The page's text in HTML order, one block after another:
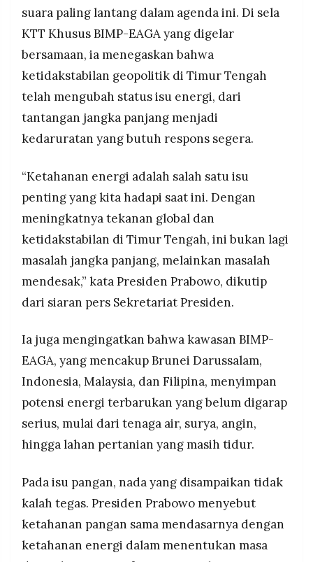
suara paling lantang dalam agenda ini. Di sela
KTT Khusus BIMP-EAGA yang digelar
bersamaan, ia menegaskan bahwa
ketidakstabilan geopolitik di Timur Tengah
telah mengubah status isu energi, dari
tantangan jangka panjang menjadi
kedaruratan yang butuh respons segera.
“Ketahanan energi adalah salah satu isu
penting yang kita hadapi saat ini. Dengan
meningkatnya tekanan global dan
ketidakstabilan di Timur Tengah, ini bukan lagi
masalah jangka panjang, melainkan masalah
mendesak,” kata Presiden Prabowo, dikutip
dari siaran pers Sekretariat Presiden.
Ia juga mengingatkan bahwa kawasan BIMP-
EAGA, yang mencakup Brunei Darussalam,
Indonesia, Malaysia, dan Filipina, menyimpan
potensi energi terbarukan yang belum digarap
serius, mulai dari tenaga air, surya, angin,
hingga lahan pertanian yang masih tidur.
Pada isu pangan, nada yang disampaikan tidak
kalah tegas. Presiden Prabowo menyebut
ketahanan pangan sama mendasarnya dengan
ketahanan energi dalam menentukan masa